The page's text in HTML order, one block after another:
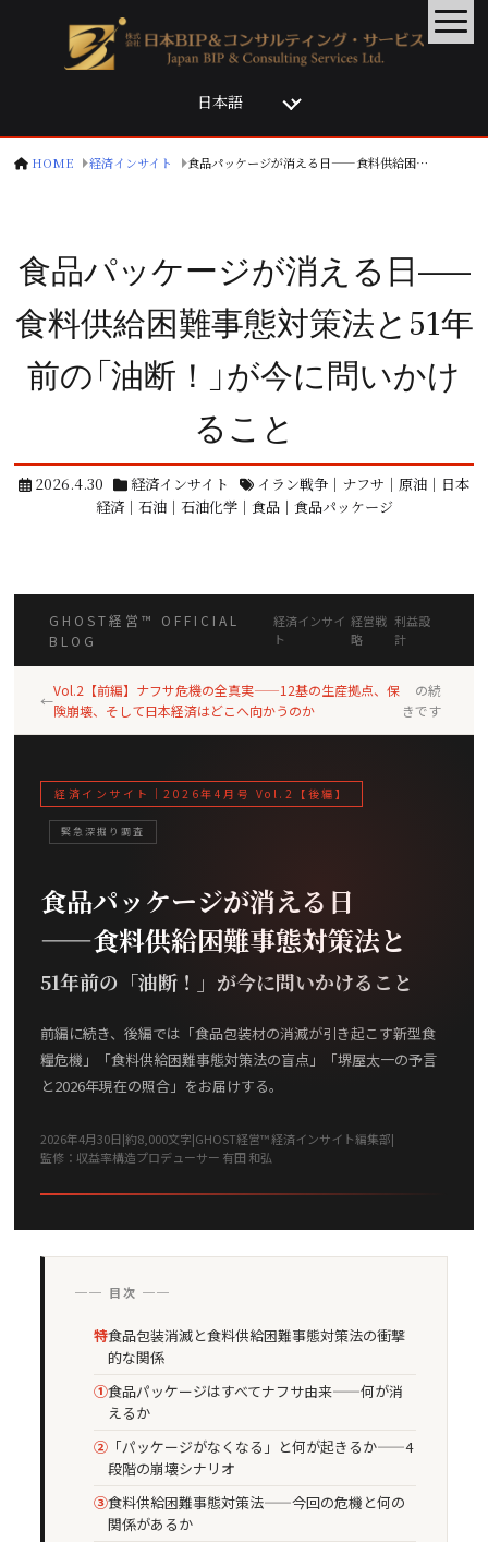
を
選
HOME 経済インサイト 食品パッケージが消える日——食料供給困難事態対策法と51年前の「油断！」が今に問いかけること
食品パッケージが消える日——
食料供給困難事態対策法と51年
前の「油断！」が今に問いかけ
ること
2026.4.30 経済インサイト イラン戦争｜ ナフサ ｜ 原油｜ 日本
経済｜ 石油｜ 石油化学｜ 食品｜ 食品パッケージ
GHOST経営™ OFFICIAL
BLOG
経済インサイ
ト
経営戦
略
利益設
計
←
Vol.2【前編】ナフサ危機の全真実——12基の生産拠点、保
険崩壊、そして日本経済はどこへ向かうのか
の続
きです
経済インサイト｜2026年4月号 Vol.2【後編】
緊急深掘り調査
食品パッケージが消える日
——食料供給困難事態対策法と
51年前の「油断！」が今に問いかけること
前編に続き、後編では「食品包装材の消滅が引き起こす新型食
糧危機」「食料供給困難事態対策法の盲点」「堺屋太一の予言
と2026年現在の照合」をお届けする。
2026年4月30日|約8,000文字|GHOST経営™ 経済インサイト編集部|
監修：収益率構造プロデューサー 有田 和弘
── 目次 ──
特食品包装消滅と食料供給困難事態対策法の衝撃
的な関係
①食品パッケージはすべてナフサ由来——何が消
えるか
②「パッケージがなくなる」と何が起きるか——4
段階の崩壊シナリオ
③食料供給困難事態対策法——今回の危機と何の
関係があるか